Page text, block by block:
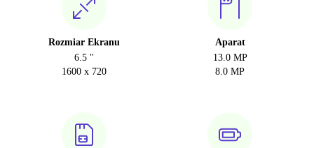
Rozmiar Ekranu
6.5 "
1600 x 720
Aparat
13.0 MP
8.0 MP